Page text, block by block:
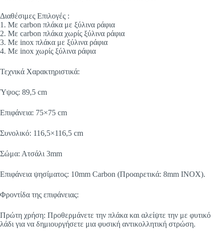
Διαθέσιμες Επιλογές :
1. Με carbon πλάκα με ξύλινα ράφια
2. Με carbon πλάκα χωρίς ξύλινα ράφια
3. Με inox πλάκα με ξύλινα ράφια
4. Με inox χωρίς ξύλινα ράφια
Τεχνικά Χαρακτηριστικά:
Ύψος: 89,5 cm
Επιφάνεια: 75×75 cm
Συνολικό: 116,5×116,5 cm
Σώμα: Ατσάλι 3mm
Επιφάνεια ψησίματος: 10mm Carbon (Προαιρετικά: 8mm INOX).
Φροντίδα της επιφάνειας:
Πρώτη χρήση: Προθερμάνετε την πλάκα και αλείψτε την με φυτικό
λάδι για να δημιουργήσετε μια φυσική αντικολλητική στρώση.